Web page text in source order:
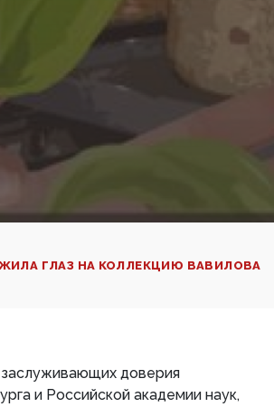
ГЛАЗ НА КОЛЛЕКЦИЮ ВАВИЛОВА
доверия
и Российской академии наук,